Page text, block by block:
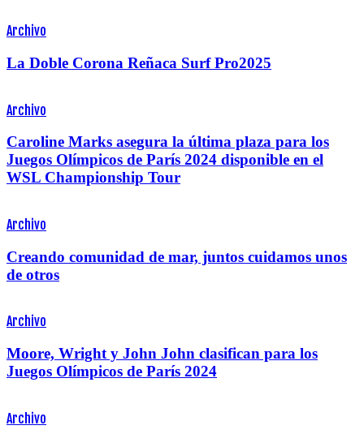
Archivo
La Doble Corona Reñaca Surf Pro2025
Archivo
Caroline Marks asegura la última plaza para los
Juegos Olímpicos de París 2024 disponible en el
WSL Championship Tour
Archivo
Creando comunidad de mar, juntos cuidamos unos
de otros
Archivo
Moore, Wright y John John clasifican para los
Juegos Olímpicos de París 2024
Archivo